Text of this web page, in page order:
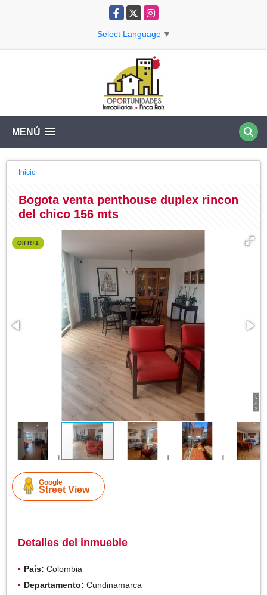
Facebook
X Instagram
Select Language ▼
MENÚ
Inicio
Bogota venta penthouse duplex rincon
del chico 156 mts
OIFR+1
Google
Street View
Detalles del inmueble
País: Colombia
Departamento: Cundinamarca